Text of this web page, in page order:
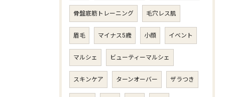
骨盤底筋トレーニング 毛穴レス肌
眉毛 マイナス5歳 小顔 イベント
マルシェ ビューティーマルシェ
スキンケア ターンオーバー ザラつき